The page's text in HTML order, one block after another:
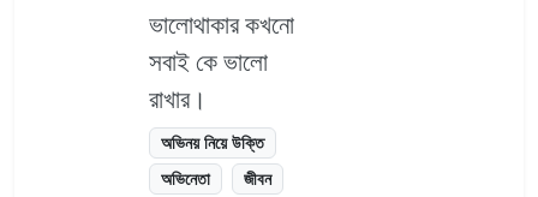
ভালোথাকার কখনো
সবাই কে ভালো
রাখার।
অভিনয় নিয়ে উক্তি
অভিনেতা
জীবন